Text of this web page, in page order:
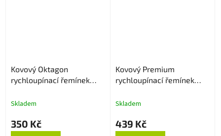
Kovový Oktagon
rychloupínací řemínek
Skladem
350 Kč
Kovový Premium
rychloupínací řemínek
Skladem
439 Kč